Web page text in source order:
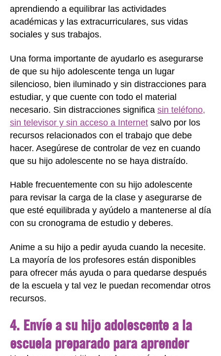
aprendiendo a equilibrar las actividades
académicas y las extracurriculares, sus vidas
sociales y sus trabajos.
Una forma importante de ayudarlo es asegurarse
de que su hijo adolescente tenga un lugar
silencioso, bien iluminado y sin distracciones para
estudiar, y que cuente con todo el material
necesario. Sin distracciones significa sin teléfono,
sin televisor y sin acceso a Internet salvo por los
recursos relacionados con el trabajo que debe
hacer. Asegúrese de controlar de vez en cuando
que su hijo adolescente no se haya distraído.
Hable frecuentemente con su hijo adolescente
para revisar la carga de la clase y asegurarse de
que esté equilibrada y ayúdelo a mantenerse al día
con su cronograma de estudio y deberes.
Anime a su hijo a pedir ayuda cuando la necesite.
La mayoría de los profesores están disponibles
para ofrecer más ayuda o para quedarse después
de la escuela y tal vez le puedan recomendar otros
recursos.
4. Envíe a su hijo adolescente a la
escuela preparado para aprender